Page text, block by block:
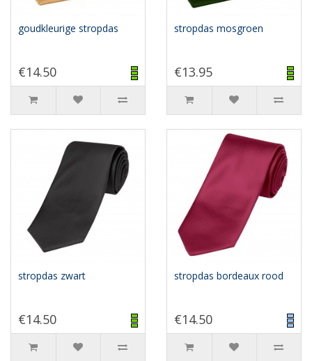
goudkleurige stropdas
€14.50
stropdas mosgroen
€13.95
stropdas zwart
€14.50
stropdas bordeaux rood
€14.50